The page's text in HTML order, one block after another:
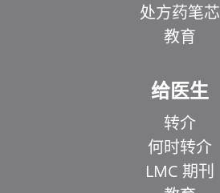
处方药笔芯
教育
给医生
转介
何时转介
LMC 期刊